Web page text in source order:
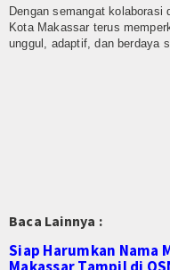
Lab-IPA
Adiwiyata
Tim Adiwiyata
Dengan semangat kolaborasi
Kota Makassar terus
unggul, adaptif, dan berdaya
Baca Lainnya :
Siap Harumkan Nama